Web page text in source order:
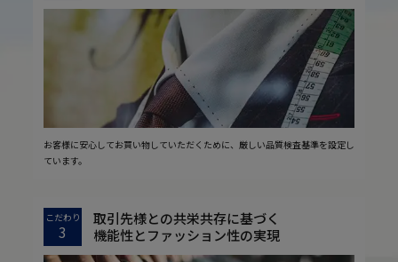
お客様に安心してお買い物していただくために、厳しい品質検査基準を設定し
ています。
こだわり
3
取引先様との共栄共存に基づく
機能性とファッション性の実現